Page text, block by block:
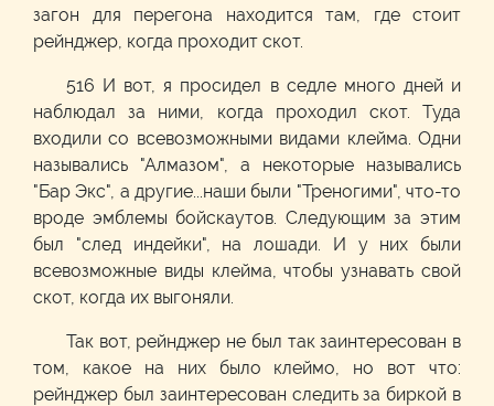
загон для перегона находится там, где стоит
рейнджер, когда проходит скот.
516 И вот, я просидел в седле много дней и
наблюдал за ними, когда проходил скот. Туда
входили со всевозможными видами клейма. Одни
назывались "Алмазом", а некоторые назывались
"Бар Экс", а другие...наши были "Треногими", что-то
вроде эмблемы бойскаутов. Следующим за этим
был "след индейки", на лошади. И у них были
всевозможные виды клейма, чтобы узнавать свой
скот, когда их выгоняли.
Так вот, рейнджер не был так заинтересован в
том, какое на них было клеймо, но вот что:
рейнджер был заинтересован следить за биркой в